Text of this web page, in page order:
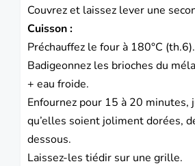
Couvrez et laissez lever une
Cuisson :
Préchauffez le four à 180°C (th.6).
Badigeonnez les brioches du
+ eau froide.
Enfournez pour 15 à 20 minutes,
qu’elles soient joliment dorées,
dessous.
Laissez-les tiédir sur une grille.